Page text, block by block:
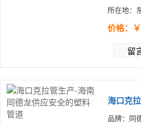
所在地：
价格：
留
海口克
品牌：同